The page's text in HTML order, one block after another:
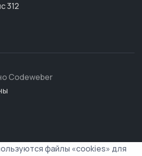
312
Codeweber
файлы «cookies» для